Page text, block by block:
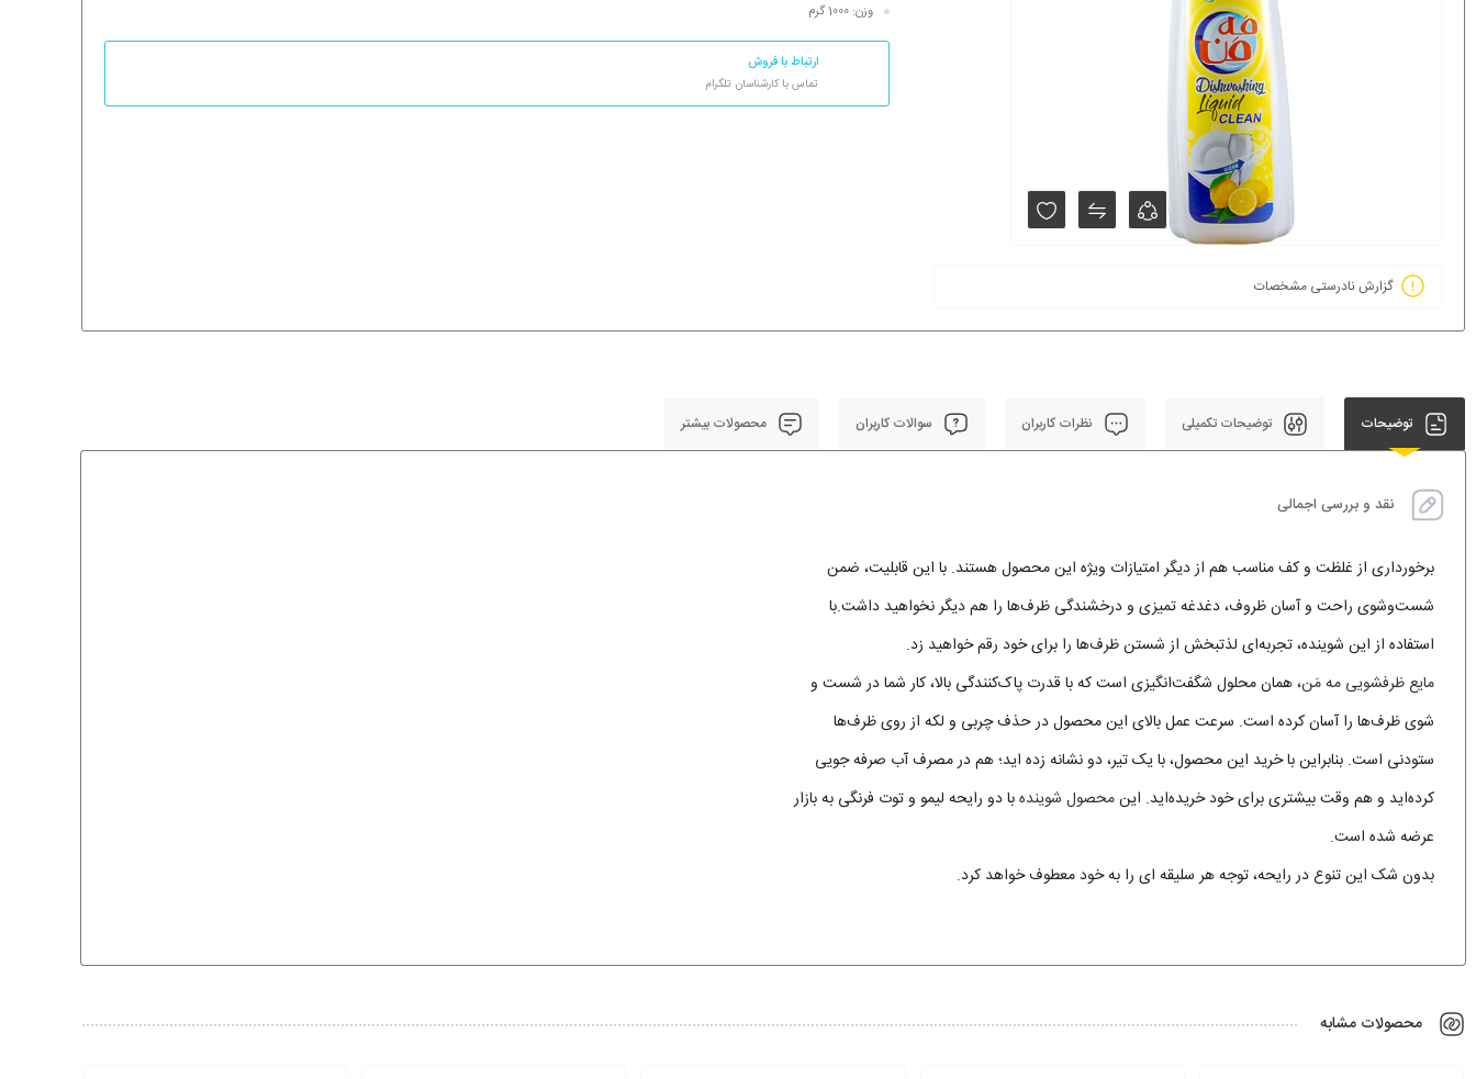
گزارش نادرستی مشخصات
وزن: 1000 گرم
ارتباط با فروش
تماس با کارشناسان تلگرام
توضیحات توضیحات تکمیلی نظرات کاربران سوالات کاربران محصولات بیشتر
نقد و بررسی اجمالی
برخورداری از غلظت و کف مناسب هم از دیگر امتیازات ویژه این محصول هستند. با این قابلیت، ضمن
شست‌وشوی راحت و آسان ظروف، دغدغه تمیزی و درخشندگی ظرف‌ها را هم دیگر نخواهید داشت.با
استفاده از این شوینده، تجربه‌ای لذتبخش از شستن ظرف‌ها را برای خود رقم خواهید زد.
مایع ظرفشویی مه مَن، همان محلول شگفت‌انگیزی است که با قدرت پاک‌کنندگی بالا، کار شما در شست‌ و
شوی ظرف‌ها را آسان کرده است. سرعت عمل بالای این محصول در حذف چربی و لکه از روی ظرف‌ها
ستودنی است. بنابراین با خرید این محصول، با یک تیر، دو نشانه زده اید؛ هم در مصرف آب صرفه جویی
کرده‌اید و هم وقت بیشتری برای خود خریده‌اید. اینمحصول شویندهبا دو رایحه لیمو و توت فرنگی به بازار
عرضه شده است.
بدون شک این تنوع در رایحه، توجه هر سلیقه ای را به خود معطوف خواهد کرد.
محصولات مشابه